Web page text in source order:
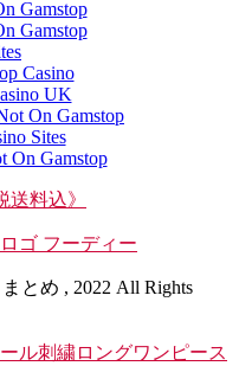
Gamstop
Gamstop
Casino
UK
On Gamstop
Sites
On Gamstop
料込》
ゴ フーディー
とめ , 2022 All Rights
ル刺繍ロングワンピース